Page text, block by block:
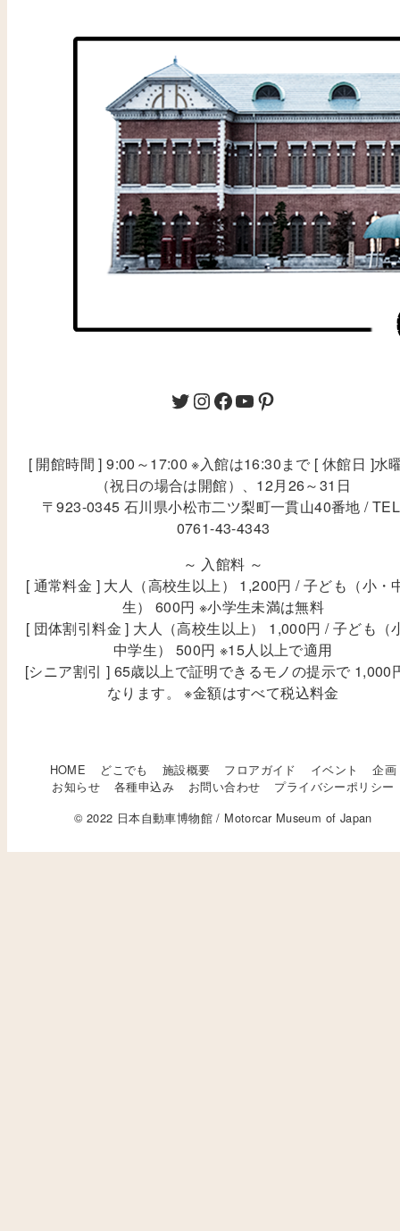
[ 開館時間 ] 9:00～17:00 ※入館は16:30まで [ 休館日 ]水
（祝日の場合は開館）、12月26～31日
〒923-0345 石川県小松市二ツ梨町一貫山40番地 /
0761-43-4343
～ 入館料 ～
[ 通常料金 ] 大人（高校生以上） 1,200円 / 子ども（小・
生） 600円 ※小学生未満は無料
[ 団体割引料金 ] 大人（高校生以上） 1,000円 / 子ども（
中学生） 500円 ※15人以上で適用
[シニア割引 ] 65歳以上で証明できるモノの提示で 1,000
なります。 ※金額はすべて税込料金
HOME どこでも 施設概要 フロアガイド イベント
企画
お知らせ
各種申込み お問い合わせ
プライバシーポリシー
© 2022 日本自動車博物館 / Motorcar Museum of Japan